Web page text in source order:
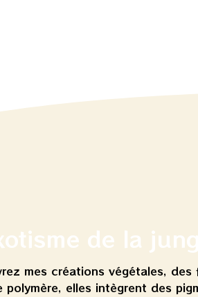
de la
mes créations végétales,
polymère, elles intègrent des